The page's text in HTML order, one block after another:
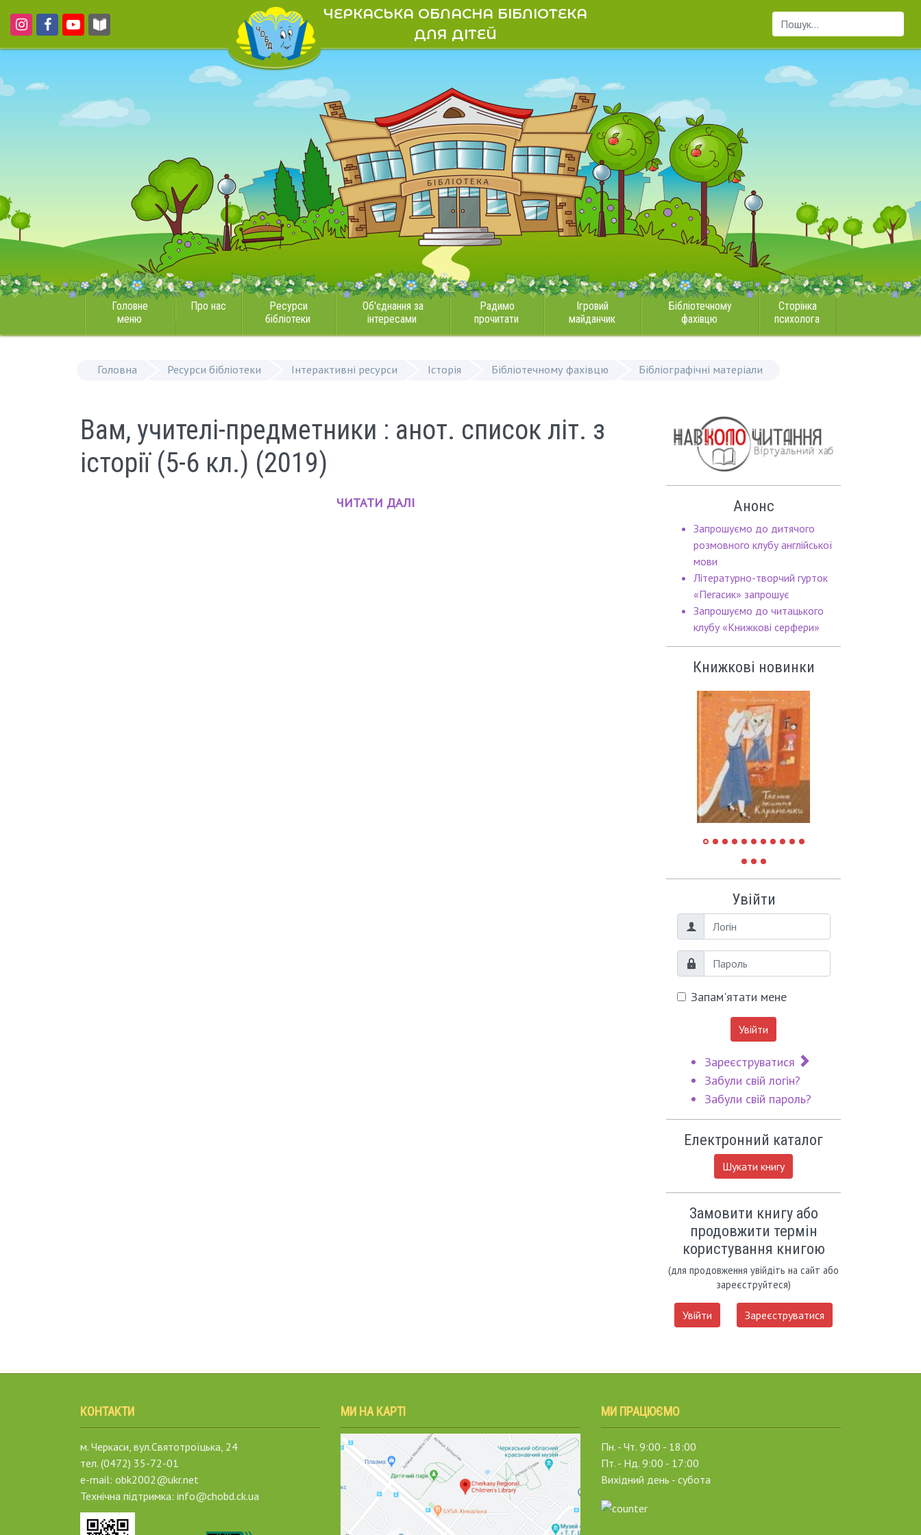
ЧЕРКАСЬКА ОБЛАСНА БІБЛІОТЕКА
ДЛЯ ДІТЕЙ
Пошук...
Головне
меню
Про нас
Ресурси
бібліотеки
Об'єднання за
інтересами
Радимо
прочитати
Ігровий
майданчик
Бібліотечному
фахівцю
Сторінка
психолога
Головна Ресурси бібліотеки Інтерактивні ресурси Історія Бібліотечному фахівцю Бібліографічні матеріали
Вам, учителі-предметники : анот. список літ. з
історії (5-6 кл.) (2019)
ЧИТАТИ ДАЛІ Анонс
Запрошуємо до дитячого
розмовного клубу англійської
мови
Літературно-творчий гурток
«Пегасик» запрошує
Запрошуємо до читацького
клубу «Книжкові серфери»
Книжкові новинки
Увійти
Логін
Пароль
Запам'ятати мене
Увійти
Зареєструватися
Забули свій логін?
Забули свій пароль?
Електронний каталог
Шукати книгу
Замовити книгу або
продовжити термін
користування книгою
(для продовження увійдіть на сайт або
зареєструйтеся)
Увійти Зареєструватися
КОНТАКТИ
м. Черкаси, вул.Святотроїцька, 24
тел. (0472) 35-72-01
e-mail: obk2002@ukr.net
Технічна підтримка: info@chobd.ck.ua
МИ НА КАРТІ МИ ПРАЦЮЄМО
Пн. - Чт. 9:00 - 18:00
Пт. - Нд. 9:00 - 17:00
Вихідний день - субота